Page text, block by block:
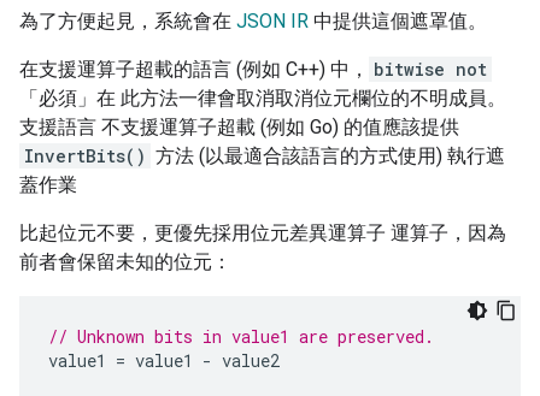
為了方便起見，系統會在 JSON IR 中提供這個遮罩值。
在支援運算子超載的語言 (例如 C++) 中，
bitwise not
「必須」在 此方法一律會取消取消位元欄位的不明成員。
支援語言 不支援運算子超載 (例如 Go) 的值應該提供
InvertBits() 方法 (以最適合該語言的方式使用) 執行遮
蓋作業
比起位元不要，更優先採用位元差異運算子 運算子，因為
前者會保留未知的位元：
// Unknown bits in value1 are preserved.
value1
= value1 - value2